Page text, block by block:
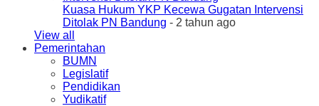
Kuasa Hukum YKP Kecewa Gugatan Intervensi
Ditolak PN Bandung - 2 tahun ago
View all
Pemerintahan
BUMN
Legislatif
Pendidikan
Yudikatif